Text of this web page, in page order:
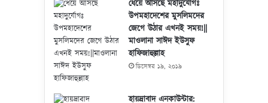
ধেয়ে আসছে মহাদুর্যোগঃ
উপমহাদেশের মুসলিমদের
জেগে উঠার এখনই সময়!||
মাওলানা সাঈদ ইউসুফ
হাফিজাহুল্লাহ
ডিসেম্বর ১৯, ২০১৯
হায়দ্রাবাদ এনকাউন্টার: